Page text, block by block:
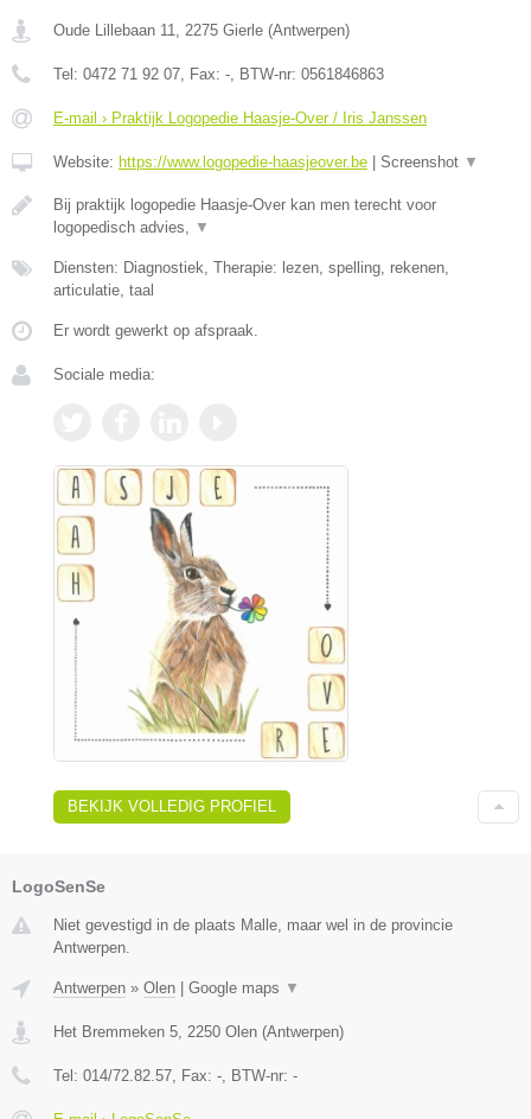
Oude Lillebaan 11 2275 Gierle (Antwerpen)
Tel: 0472 71 92 07 , Fax: - , BTW-nr: 0561846863
E-mail › Praktijk Logopedie Haasje-Over / Iris Janssen
Website: https://www.logopedie-haasjeover.be | Screenshot ▼
Bij praktijk logopedie Haasje-Over kan men terecht voor
logopedisch advies,
▼
Diensten: Diagnostiek, Therapie: lezen, spelling, rekenen,
articulatie, taal
Er wordt gewerkt op afspraak.
Sociale media:
BEKIJK VOLLEDIG PROFIEL
LogoSenSe
Niet gevestigd in de plaats Malle, maar wel in de provincie
Antwerpen.
Antwerpen » Olen | Google maps ▼
Het Bremmeken 5 2250 Olen (Antwerpen)
Tel: 014/72.82.57 , Fax: - , BTW-nr: -